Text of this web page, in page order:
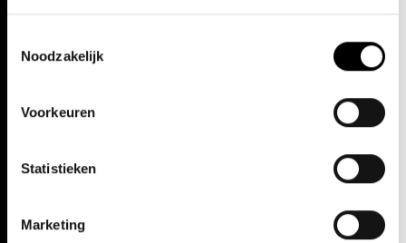
Noodzakelijk
Voorkeuren
Statistieken
Marketing